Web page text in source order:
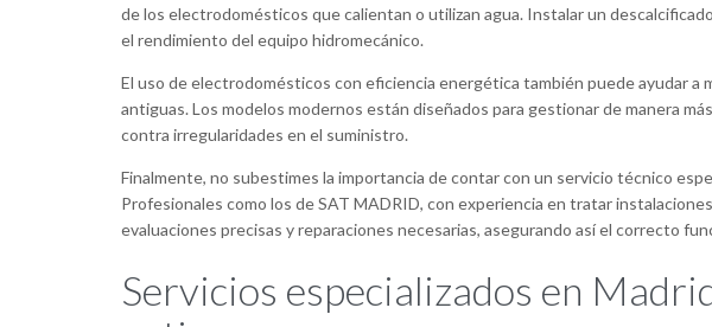
de los electrodomésticos que calientan o utilizan agua. Instalar un
el rendimiento del equipo hidromecánico.
El uso de electrodomésticos con eficiencia energética también puede ayudar a
antiguas. Los modelos modernos están diseñados para gestionar de manera
contra irregularidades en el suministro.
Finalmente, no subestimes la importancia de contar con un servicio técnico
Profesionales como los de SAT MADRID, con experiencia en tratar
evaluaciones precisas y reparaciones necesarias, asegurando así el correcto
Servicios especializados en